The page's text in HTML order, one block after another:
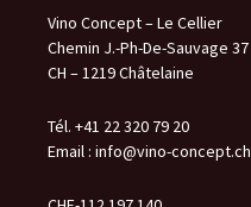
Vino Concept – Le Cellier
Chemin J.-Ph-De-Sauvage 37
CH – 1219 Châtelaine
Tél. +41 22 320 79 20
Email : info@vino-concept.ch